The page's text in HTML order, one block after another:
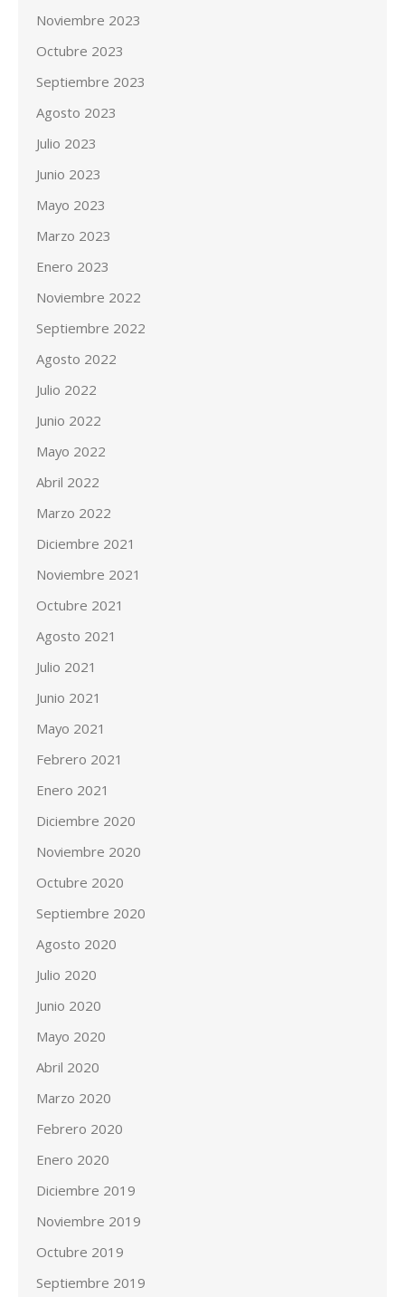
Noviembre 2023
Octubre 2023
Septiembre 2023
Agosto 2023
Julio 2023
Junio 2023
Mayo 2023
Marzo 2023
Enero 2023
Noviembre 2022
Septiembre 2022
Agosto 2022
Julio 2022
Junio 2022
Mayo 2022
Abril 2022
Marzo 2022
Diciembre 2021
Noviembre 2021
Octubre 2021
Agosto 2021
Julio 2021
Junio 2021
Mayo 2021
Febrero 2021
Enero 2021
Diciembre 2020
Noviembre 2020
Octubre 2020
Septiembre 2020
Agosto 2020
Julio 2020
Junio 2020
Mayo 2020
Abril 2020
Marzo 2020
Febrero 2020
Enero 2020
Diciembre 2019
Noviembre 2019
Octubre 2019
Septiembre 2019